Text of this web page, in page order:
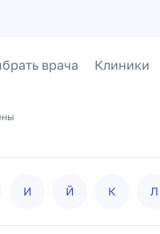
врача Клиники
И Й К Л